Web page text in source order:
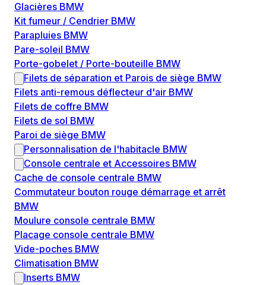
Glacières BMW
Kit fumeur / Cendrier BMW
Parapluies BMW
Pare-soleil BMW
Porte-gobelet / Porte-bouteille BMW
Filets de séparation et Parois de siège BMW
Filets anti-remous déflecteur d'air BMW
Filets de coffre BMW
Filets de sol BMW
Paroi de siège BMW
Personnalisation de l'habitacle BMW
Console centrale et Accessoires BMW
Cache de console centrale BMW
Commutateur bouton rouge démarrage et arrêt
BMW
Moulure console centrale BMW
Placage console centrale BMW
Vide-poches BMW
Climatisation BMW
Inserts BMW